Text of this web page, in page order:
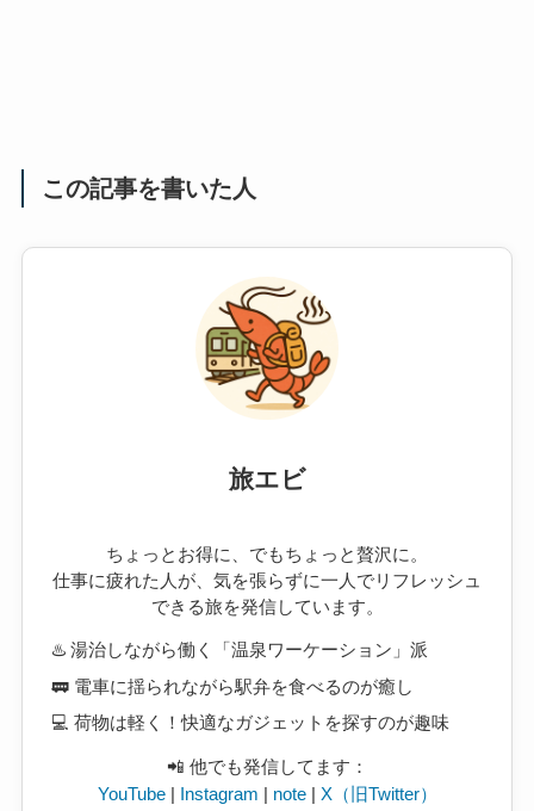
この記事を書いた人
旅エビ
ちょっとお得に、でもちょっと贅沢に。
仕事に疲れた人が、気を張らずに一人でリフレッシュ
できる旅を発信しています。
♨️ 湯治しながら働く「温泉ワーケーション」派
🚃 電車に揺られながら駅弁を食べるのが癒し
💻 荷物は軽く！快適なガジェットを探すのが趣味
📲 他でも発信してます：
YouTube| Instagram note| X（旧Twitter）